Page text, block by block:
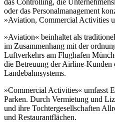
oder das Personalmanagement
»Aviation, Commercial Activities
»Aviation« beinhaltet als
im Zusammenhang mit der
Luftverkehrs am Flughafen
die Betreuung der Airline-Kunden
Landebahnsystems.
»Commercial Activities« umfasst
Parken. Durch Vermietung und
und ihre Tochtergesellschaften
und Restaurantflächen.